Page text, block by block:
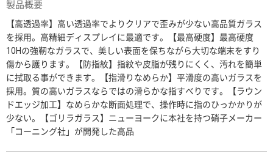
製品概要
【高透過率】高い透過率でよりクリアで歪みが少ない高品質ガラス
を採用。高精細ディスプレイに最適です。【最高硬度】最高硬度
10Hの強靭なガラスで、美しい表面を保ちながら大切な端末をすり
傷から護ります。【防指紋】指紋や皮脂が残りにくく、汚れを簡単
に拭取る事ができます。【指滑りなめらか】平滑度の高いガラスを
採用。質の高いガラスならではの滑らかな指すべりです。【ラウン
ドエッジ加工】なめらかな断面処理で、操作時に指のひっかかりが
少ない。【ゴリラガラス】ニューヨークに本社を持つ硝子メーカー
「コーニング社」が開発した高品